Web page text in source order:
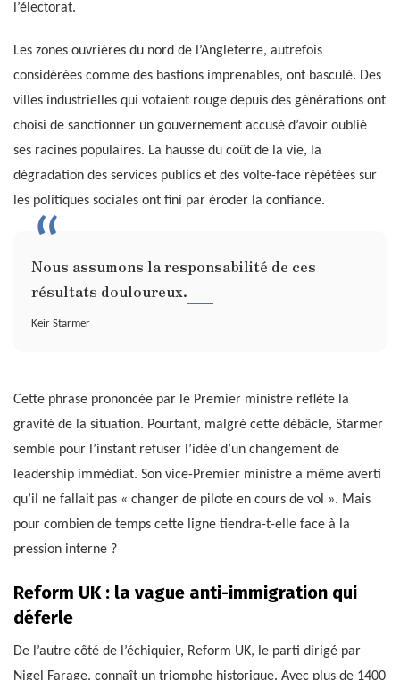
l’électorat.
Les zones ouvrières du nord de l’Angleterre, autrefois
considérées comme des bastions imprenables, ont basculé. Des
villes industrielles qui votaient rouge depuis des générations ont
choisi de sanctionner un gouvernement accusé d’avoir oublié
ses racines populaires. La hausse du coût de la vie, la
dégradation des services publics et des volte-face répétées sur
les politiques sociales ont fini par éroder la confiance.
Nous assumons la responsabilité de ces
résultats douloureux.
Keir Starmer
Cette phrase prononcée par le Premier ministre reflète la
gravité de la situation. Pourtant, malgré cette débâcle, Starmer
semble pour l’instant refuser l’idée d’un changement de
leadership immédiat. Son vice-Premier ministre a même averti
qu’il ne fallait pas « changer de pilote en cours de vol ». Mais
pour combien de temps cette ligne tiendra-t-elle face à la
pression interne ?
Reform UK : la vague anti-immigration qui
déferle
De l’autre côté de l’échiquier, Reform UK, le parti dirigé par
Nigel Farage, connaît un triomphe historique. Avec plus de 1400